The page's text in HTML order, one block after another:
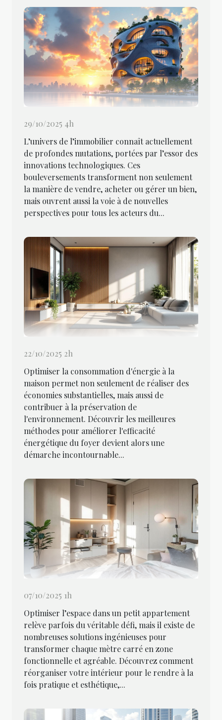
29/10/2025 4h
L’univers de l’immobilier connaît actuellement
de profondes mutations, portées par l’essor des
innovations technologiques. Ces
bouleversements transforment non seulement
la manière de vendre, acheter ou gérer un bien,
mais ouvrent aussi la voie à de nouvelles
perspectives pour tous les acteurs du...
22/10/2025 2h
Optimiser la consommation d'énergie à la
maison permet non seulement de réaliser des
économies substantielles, mais aussi de
contribuer à la préservation de
l'environnement. Découvrir les meilleures
méthodes pour améliorer l'efficacité
énergétique du foyer devient alors une
démarche incontournable...
07/10/2025 1h
Optimiser l’espace dans un petit appartement
relève parfois du véritable défi, mais il existe de
nombreuses solutions ingénieuses pour
transformer chaque mètre carré en zone
fonctionnelle et agréable. Découvrez comment
réorganiser votre intérieur pour le rendre à la
fois pratique et esthétique,...